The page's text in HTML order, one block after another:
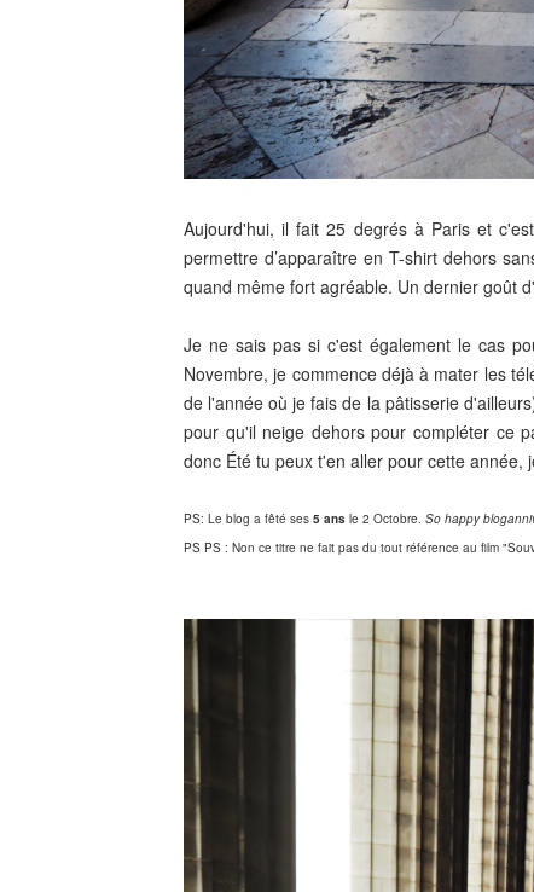
Aujourd'hui, il fait 25 degrés à Paris et
permettre d’apparaître en T-shirt dehors
quand même fort agréable. Un dernier goût
Je ne sais pas si c'est également le cas
Novembre, je commence déjà à mater les
de l'année où je fais de la pâtisserie
pour qu'il neige dehors pour compléter ce
donc Été tu peux t'en aller pour cette année,
PS: Le blog a fêté ses 5 ans le 2 Octobre. So happy
PS PS : Non ce titre ne fait pas du tout référence au film